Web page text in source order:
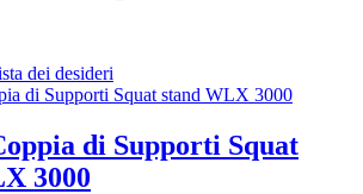
dei desideri
di Supporti Squat
3000